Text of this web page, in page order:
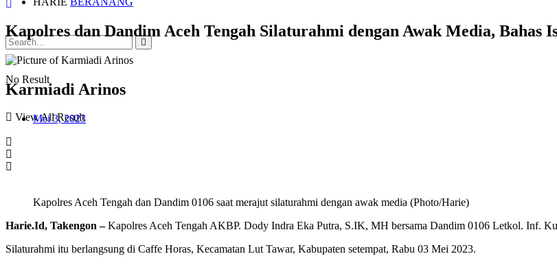
No Result
View All Result
Kapolres dan Dandim Aceh Tengah Silaturahmi dengan Awak Media, Bahas
Karmiadi Arinos
Mei 3, 2023
Kapolres Aceh Tengah dan Dandim 0106 saat merajut silaturahmi dengan awak media (Photo/Harie)
Harie.Id, Takengon –Kapolres Aceh Tengah AKBP. Dody Indra Eka Putra, S.IK, MH bersama Dandim 0106 Letkol. Inf.
Silaturahmi itu berlangsung di Caffe Horas, Kecamatan Lut Tawar, Kabupaten setempat, Rabu 03 Mei 2023.